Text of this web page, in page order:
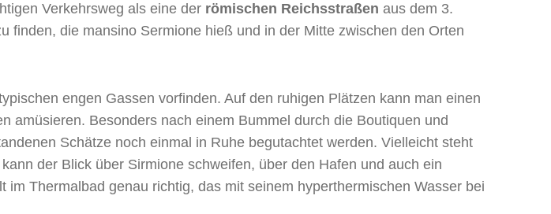
Verkehrsweg als eine der römischen Reichsstraßen aus dem 3.
finden, die mansino Sermione hieß und in der Mitte zwischen den Orten
engen Gassen vorfinden. Auf den ruhigen Plätzen kann man einen
amüsieren. Besonders nach einem Bummel durch die Boutiquen und
Schätze noch einmal in Ruhe begutachtet werden. Vielleicht steht
der Blick über Sirmione schweifen, über den Hafen und auch ein
Thermalbad genau richtig, das mit seinem hyperthermischen Wasser bei